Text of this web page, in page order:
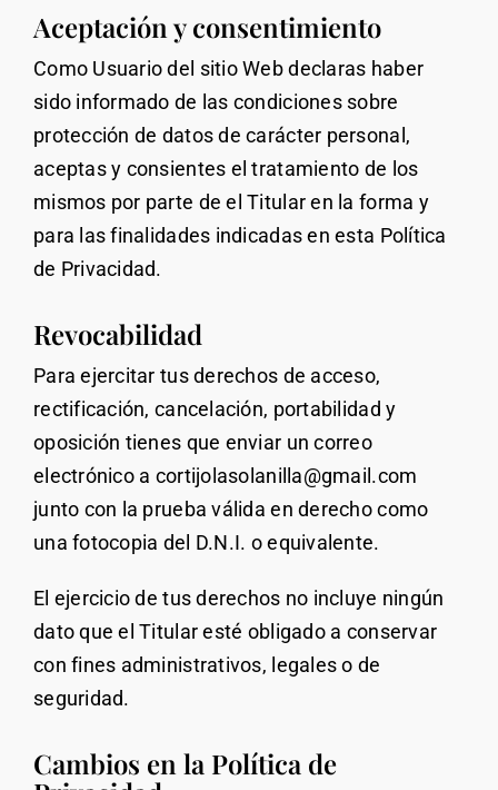
Aceptación y consentimiento
Como Usuario del sitio Web declaras haber
sido informado de las condiciones sobre
protección de datos de carácter personal,
aceptas y consientes el tratamiento de los
mismos por parte de el Titular en la forma y
para las finalidades indicadas en esta Política
de Privacidad.
Revocabilidad
Para ejercitar tus derechos de acceso,
rectificación, cancelación, portabilidad y
oposición tienes que enviar un correo
electrónico a cortijolasolanilla@gmail.com
junto con la prueba válida en derecho como
una fotocopia del D.N.I. o equivalente.
El ejercicio de tus derechos no incluye ningún
dato que el Titular esté obligado a conservar
con fines administrativos, legales o de
seguridad.
Cambios en la Política de